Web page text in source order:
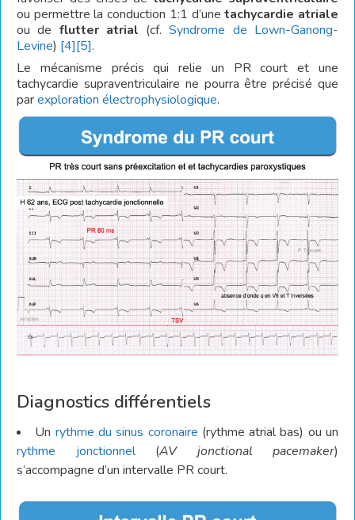
ou permettre la conduction 1:1 d’unetachycardie atriale
ou de flutter atrial (cf.Syndrome de Lown-Ganong-
Levine) [4][5].
Le mécanisme précis qui relie un PR court et une
tachycardie supraventriculaire ne pourra être précisé que
parexploration électrophysiologique.
Diagnostics différentiels
Un rythme du sinus coronaire (rythme atrial bas) ou un
rythme jonctionnel (AV jonctional pacemaker)
s’accompagne d’un intervalle PR court.